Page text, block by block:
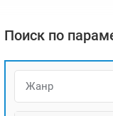
ФЭНТЕЗИ
ДЕТЕКТИВЫ
КРИМИНАЛ
ТУРЦИЯ
КАНАДА
АЗИАТСКИЕ СЕРИАЛЫ
ИНТЕРВЬЮ
Поиск по
Жанр